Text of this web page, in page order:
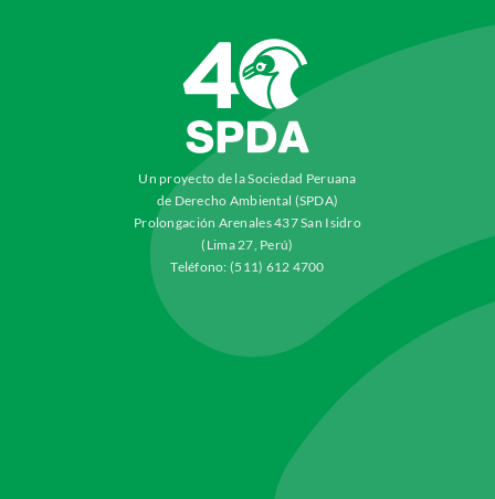
Un proyecto de la Sociedad Peruana
de Derecho Ambiental (SPDA)
Prolongación Arenales 437 San Isidro
(Lima 27, Perú)
Teléfono: (511) 612 4700